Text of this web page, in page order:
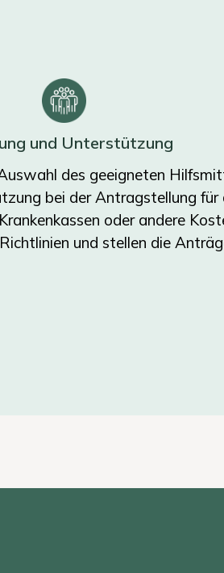
und Unterstützung
des geeigneten
bei der Antragstellung für
oder andere
und stellen die